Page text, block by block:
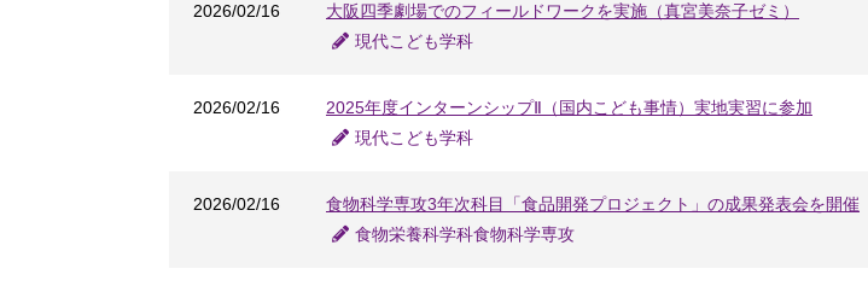
2026/02/16
大阪四季劇場でのフィールドワークを実施（真宮美奈子ゼミ）
現代こども学科
2026/02/16
2025年度インターンシップⅡ（国内こども事情）実地実習に参加
現代こども学科
2026/02/16
食物科学専攻3年次科目「食品開発プロジェクト」の成果発表会を開催
食物栄養科学科食物科学専攻